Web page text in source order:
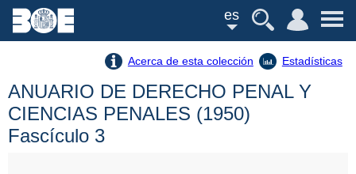
es
Acerca de esta colección Estadísticas
ANUARIO DE DERECHO PENAL Y
CIENCIAS PENALES (1950)
Fascículo 3